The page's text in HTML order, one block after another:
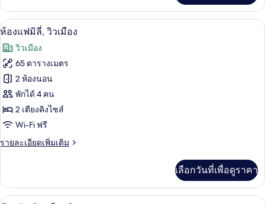
บน
เกี่ยว
กับ
ห้อง
มิ
ลี่
เปิด
ภาพถ่าย
ทั้งหมด
ของ
ห้อง
แฟ
มิ
ลี่,
เมือง
ผ้าปูที่นอนฝ้ายอียิปต์, เครื่องนอนระดับ
4
ห้องแฟมิลี่, วิวเมือง
วิวเมือง
65 ตารางเมตร
2 ห้องนอน
พักได้ 4 คน
2 เตียงคิงไซส์
Wi-Fi ฟรี
รายละเอียดเพิ่มเติม
ราย
เกี่ยว
กับ
เลือกวันที่เพื่อดูราคา
ห้องดับเบิลหรือทวิน | ผ้าปูที่นอนฝ้ายอี